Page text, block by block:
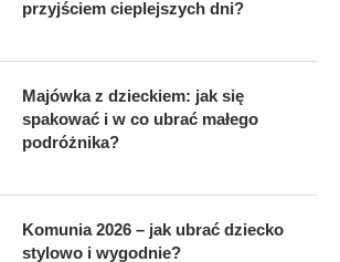
przyjściem cieplejszych dni?
Majówka z dzieckiem: jak się
spakować i w co ubrać małego
podróżnika?
Komunia 2026 – jak ubrać dziecko
stylowo i wygodnie?